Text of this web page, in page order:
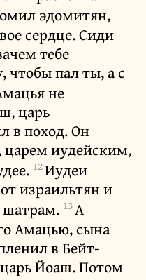
эдомитян,
сердце. Сиди
тебе
чтобы пал ты, а с
не
царь
в поход. Он
царем иудейским,
12Иудеи
израильтян и
шатрам. 13А
Амацью, сына
в Бейт-
Йоаш. Потом